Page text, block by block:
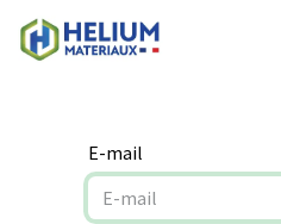
E-mail